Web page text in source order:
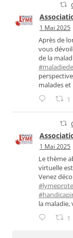
1 Mai 2025
Après de
vous
de la
malades
1
1 Mai 2025
Le thème
virtuelle
Venez
la maladie,
1